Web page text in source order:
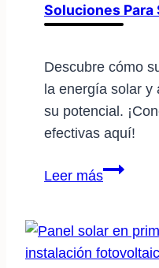
energía
Soluciones
Descubre cómo
la energía solar y
su potencial.
efectivas aquí!
Leer másDesafíos
energía
solar: